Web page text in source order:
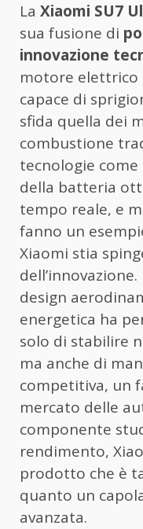
La Xiaomi SU7
sua fusione di
innovazione
motore elettrico
capace di
sfida quella dei
combustione
tecnologie
della batteria
tempo reale, e
fanno un
Xiaomi stia
design
energetica ha
solo di stabilire
ma anche di
competitiva, un
mercato delle
componente
rendimento,
prodotto che è
quanto un
avanzata.